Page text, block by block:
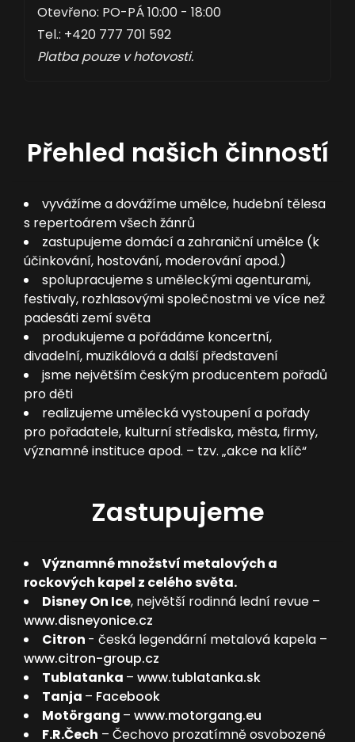
Otevřeno: PO-PÁ 10:00 - 18:00
Tel.: +420 777 701 592
Platba pouze v hotovosti.
Přehled našich činností
vyvážíme a dovážíme umělce, hudební tělesa
s repertoárem všech žánrů
zastupujeme domácí a zahraniční umělce (k
účinkování, hostování, moderování apod.)
spolupracujeme s uměleckými agenturami,
festivaly, rozhlasovými společnostmi ve více než
padesáti zemí světa
produkujeme a pořádáme koncertní,
divadelní, muzikálová a další představení
jsme největším českým producentem pořadů
pro děti
realizujeme umělecká vystoupení a pořady
pro pořadatele, kulturní střediska, města, firmy,
významné instituce apod. – tzv. „akce na klíč“
Zastupujeme
Významné množství metalových a
rockových kapel z celého světa.
Disney On Ice, největší rodinná lední revue –
www.disneyonice.cz
Citron - česká legendární metalová kapela –
www.citron-group.cz
Tublatanka – www.tublatanka.sk
Tanja – Facebook
Motörgang – www.motorgang.eu
F.R.Čech – Čechovo prozatímně osvobozené